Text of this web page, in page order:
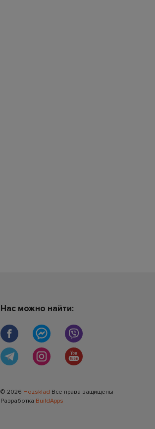
Нас можно найти:
© 2026 Hozsklad Все права защищены
Разработка BuildApps